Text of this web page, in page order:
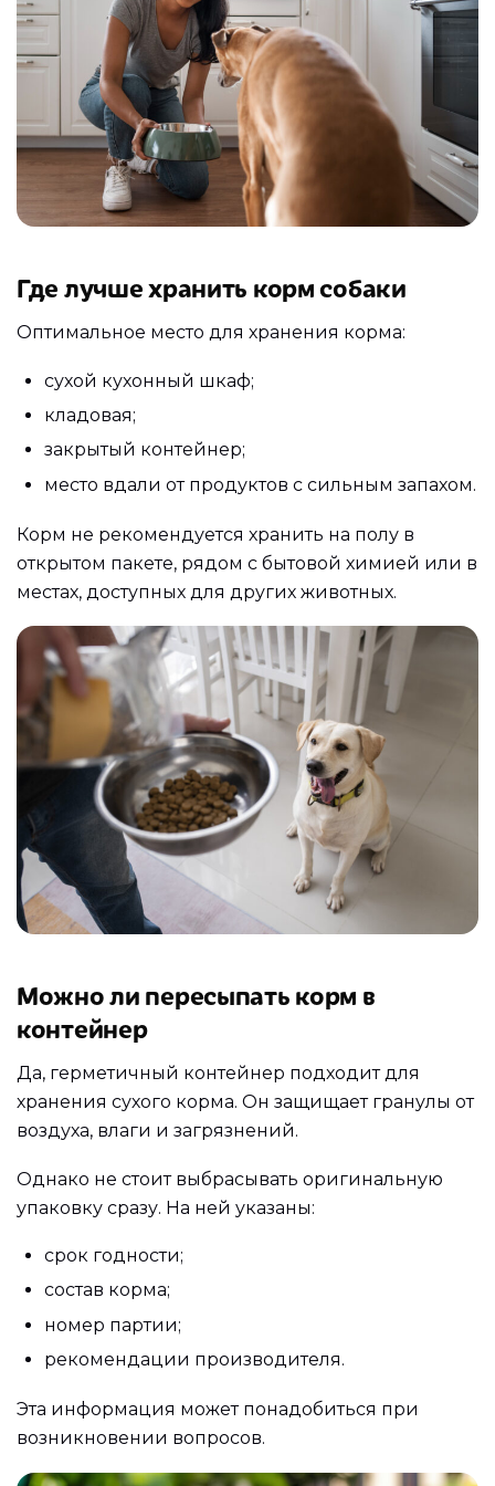
Где лучше хранить корм собаки
Оптимальное место для хранения корма:
сухой кухонный шкаф;
кладовая;
закрытый контейнер;
место вдали от продуктов с сильным запахом.
Корм не рекомендуется хранить на полу в
открытом пакете, рядом с бытовой химией или в
местах, доступных для других животных.
Можно ли пересыпать корм в
контейнер
Да, герметичный контейнер подходит для
хранения сухого корма. Он защищает гранулы от
воздуха, влаги и загрязнений.
Однако не стоит выбрасывать оригинальную
упаковку сразу. На ней указаны:
срок годности;
состав корма;
номер партии;
рекомендации производителя.
Эта информация может понадобиться при
возникновении вопросов.